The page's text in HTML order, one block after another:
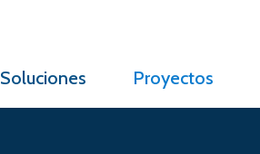
Soluciones Proyectos